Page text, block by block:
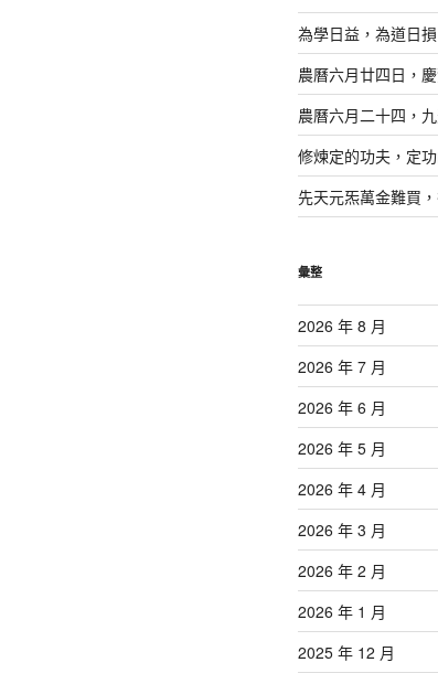
為學日益，為道日損
農曆六月廿四日，
農曆六月二十四，
修煉定的功夫，定
先天元炁萬金難買
彙整
2026 年 8 月
2026 年 7 月
2026 年 6 月
2026 年 5 月
2026 年 4 月
2026 年 3 月
2026 年 2 月
2026 年 1 月
2025 年 12 月